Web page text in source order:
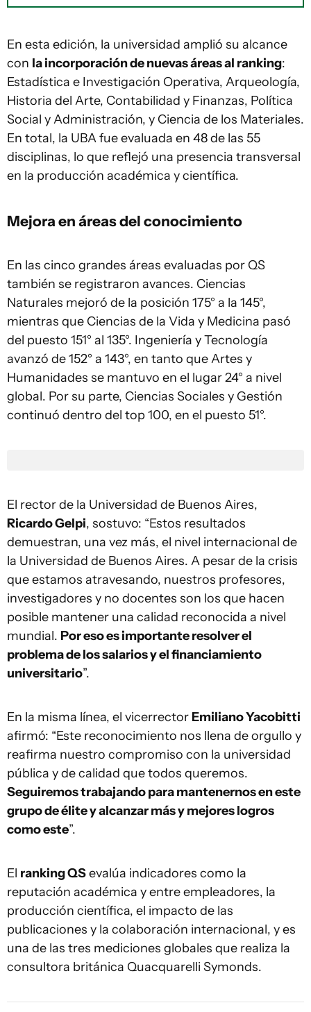
En esta edición, la universidad amplió su alcance
con la incorporación de nuevas áreas al ranking:
Estadística e Investigación Operativa, Arqueología,
Historia del Arte, Contabilidad y Finanzas, Política
Social y Administración, y Ciencia de los Materiales.
En total, la UBA fue evaluada en 48 de las 55
disciplinas, lo que reflejó una presencia transversal
en la producción académica y científica.
Mejora en áreas del conocimiento
En las cinco grandes áreas evaluadas por QS
también se registraron avances. Ciencias
Naturales mejoró de la posición 175° a la 145°,
mientras que Ciencias de la Vida y Medicina pasó
del puesto 151° al 135°. Ingeniería y Tecnología
avanzó de 152° a 143°, en tanto que Artes y
Humanidades se mantuvo en el lugar 24° a nivel
global. Por su parte, Ciencias Sociales y Gestión
continuó dentro del top 100, en el puesto 51°.
El rector de la Universidad de Buenos Aires,
Ricardo Gelpi, sostuvo: “Estos resultados
demuestran, una vez más, el nivel internacional de
la Universidad de Buenos Aires. A pesar de la crisis
que estamos atravesando, nuestros profesores,
investigadores y no docentes son los que hacen
posible mantener una calidad reconocida a nivel
mundial. Por eso es importante resolver el
problema de los salarios y el financiamiento
universitario”.
En la misma línea, el vicerrector Emiliano Yacobitti
afirmó: “Este reconocimiento nos llena de orgullo y
reafirma nuestro compromiso con la universidad
pública y de calidad que todos queremos.
Seguiremos trabajando para mantenernos en este
grupo de élite y alcanzar más y mejores logros
como este”.
El ranking QSevalúa indicadores como la
reputación académica y entre empleadores, la
producción científica, el impacto de las
publicaciones y la colaboración internacional, y es
una de las tres mediciones globales que realiza la
consultora británica Quacquarelli Symonds.